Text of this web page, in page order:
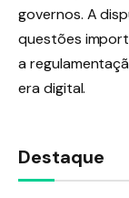
governos. A
questões
a
era digital.
Destaque